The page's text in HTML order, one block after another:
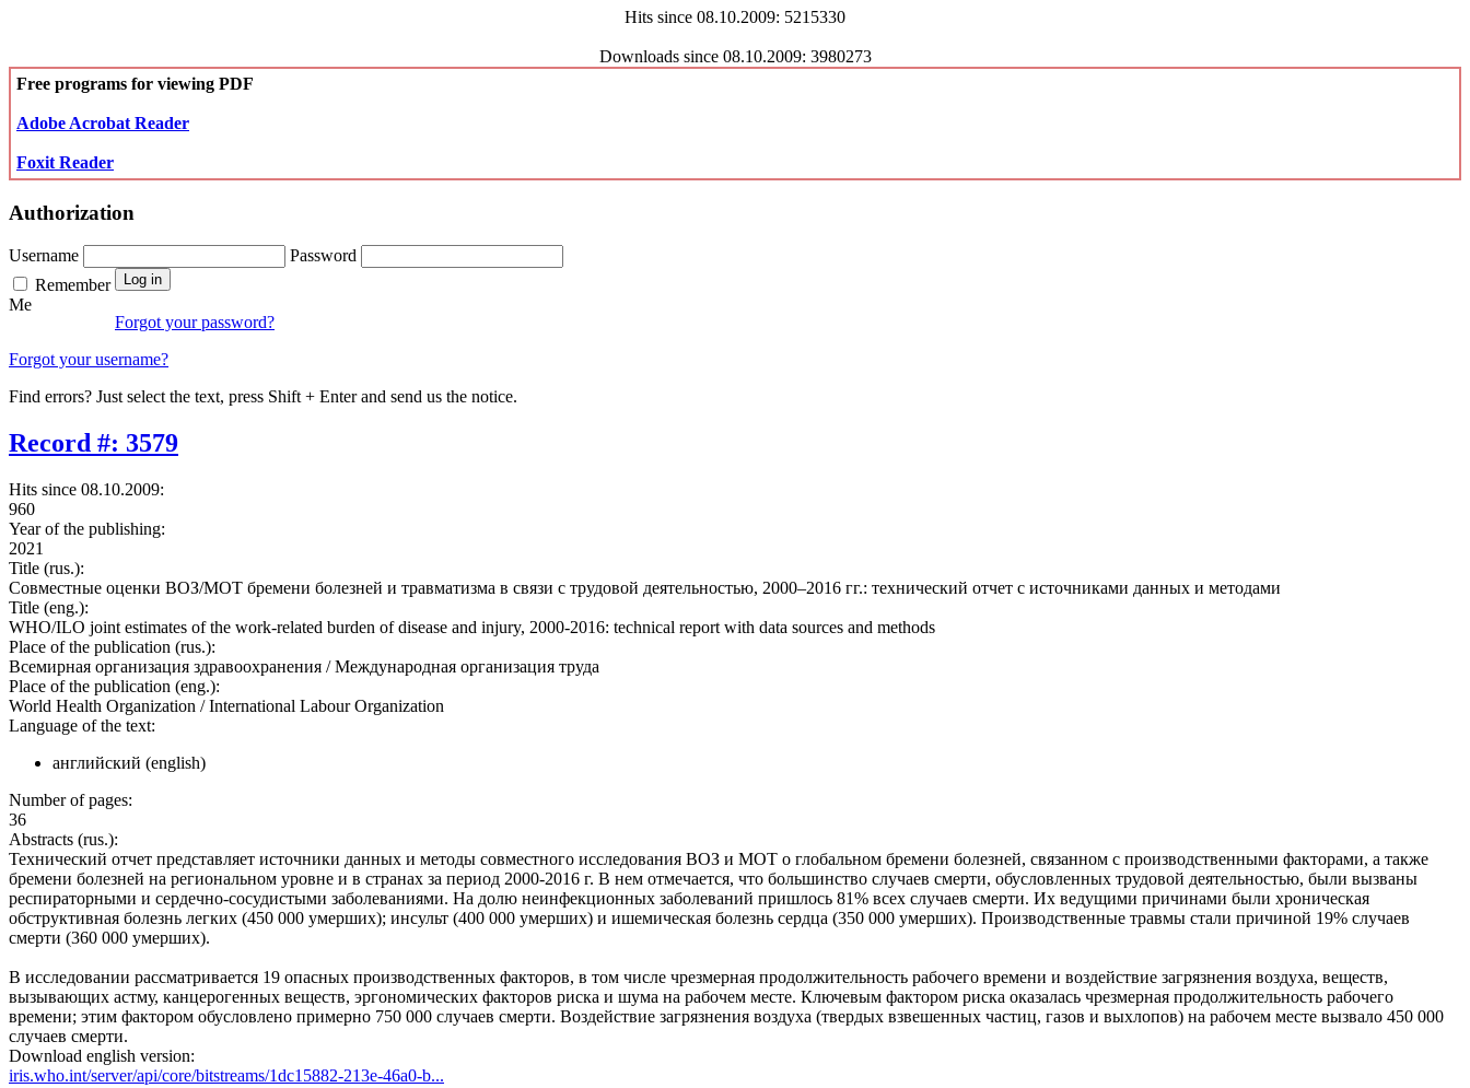
Hits since 08.10.2009: 5215330
Downloads since 08.10.2009: 3980273
Free programs for viewing PDF
Adobe Acrobat Reader
Foxit Reader
Authorization
Username
Password
Remember
Me
Forgot your password?
Forgot your username?
Find errors? Just select the text, press Shift + Enter and send us the notice.
Record #: 3579
Hits since 08.10.2009:
960
Year of the publishing:
2021
Title (rus.):
Совместные оценки ВОЗ/МОТ бремени болезней и травматизма в связи с трудовой деятельностью, 2000–2016 гг.: технический отчет с источниками данных и методами
Title (eng.):
WHO/ILO joint estimates of the work-related burden of disease and injury, 2000-2016: technical report with data sources and methods
Place of the publication (rus.):
Всемирная организация здравоохранения / Международная организация труда
Place of the publication (eng.):
World Health Organization / International Labour Organization
Language of the text:
английский (english)
Number of pages:
36
Abstracts (rus.):
Технический отчет представляет источники данных и методы совместного исследования ВОЗ и МОТ о глобальном бремени болезней, связанном с производственными факторами, а также
бремени болезней на региональном уровне и в странах за период 2000-2016 г. В нем отмечается, что большинство случаев смерти, обусловленных трудовой деятельностью, были вызваны
респираторными и сердечно-сосудистыми заболеваниями. На долю неинфекционных заболеваний пришлось 81% всех случаев смерти. Их ведущими причинами были хроническая
обструктивная болезнь легких (450 000 умерших); инсульт (400 000 умерших) и ишемическая болезнь сердца (350 000 умерших). Производственные травмы стали причиной 19% случаев
смерти (360 000 умерших).
В исследовании рассматривается 19 опасных производственных факторов, в том числе чрезмерная продолжительность рабочего времени и воздействие загрязнения воздуха, веществ,
вызывающих астму, канцерогенных веществ, эргономических факторов риска и шума на рабочем месте. Ключевым фактором риска оказалась чрезмерная продолжительность рабочего
времени; этим фактором обусловлено примерно 750 000 случаев смерти. Воздействие загрязнения воздуха (твердых взвешенных частиц, газов и выхлопов) на рабочем месте вызвало 450 000
случаев смерти.
Download english version:
iris.who.int/server/api/core/bitstreams/1dc15882-213e-46a0-b...